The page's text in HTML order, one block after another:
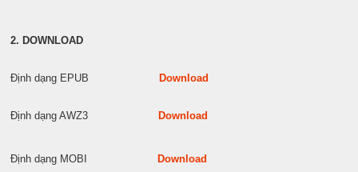
2. DOWNLOAD
Định dạng EPUB Download
Định dạng AWZ3 Download
Định dạng MOBI Download